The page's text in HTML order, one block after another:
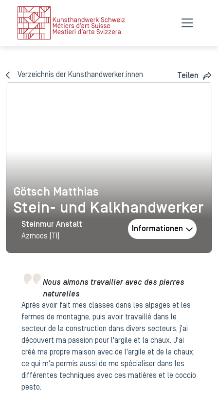
Verzeichnis der Kunsthandwerker:innen Teilen
Götsch Matthias
Götsch Matthias
Stein- und Kalkhandwerker
Steinmur Anstalt
Azmoos (TI)
Informationen
Nous aimons travailler avec des pierres
naturelles
Après avoir fait mes classes dans les alpages et les
fermes de montagne, puis avoir travaillé dans le
secteur de la construction dans divers secteurs, j'ai
découvert ma passion pour l'argile et la chaux. J'ai
créé ma propre maison avec de l'argile et de la chaux,
ce qui m'a permis aussi de me spécialiser dans les
différentes techniques avec ces matières et le coccio
pesto.